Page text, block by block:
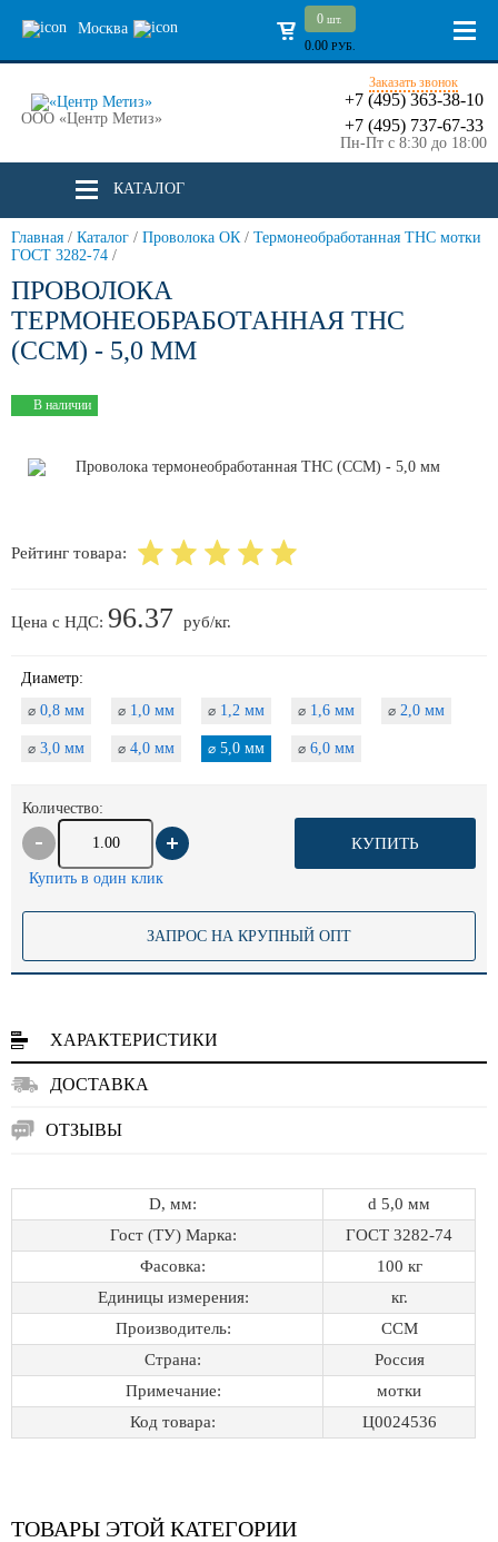
Москва
0 шт.
0.00 РУБ.
ООО «Центр Метиз»
Заказать звонок
+7 (495) 363-38-10
+7 (495) 737-67-33
Пн-Пт с 8:30 до 18:00
КАТАЛОГ
Главная / Каталог / Проволока ОК / Термонеобработанная ТНС мотки
ГОСТ 3282-74 /
ПРОВОЛОКА
ТЕРМОНЕОБРАБОТАННАЯ ТНС
(ССМ) - 5,0 ММ
В наличии
Рейтинг товара:
Цена с НДС: 96.37 руб/кг.
Диаметр:
⌀ 0,8 мм ⌀ 1,0 мм ⌀ 1,2 мм ⌀ 1,6 мм ⌀ 2,0 мм
⌀ 3,0 мм ⌀ 4,0 мм ⌀ 5,0 мм ⌀ 6,0 мм
Количество:
КУПИТЬ
Купить в один клик
ЗАПРОС НА КРУПНЫЙ ОПТ
ХАРАКТЕРИСТИКИ
ДОСТАВКА
ОТЗЫВЫ
D, мм:
d 5,0 мм
Гост (ТУ) Марка:
ГОСТ 3282-74
Фасовка:
100 кг
Единицы измерения:
кг.
Производитель:
ССМ
Страна:
Россия
Примечание:
мотки
Код товара:
Ц0024536
ТОВАРЫ ЭТОЙ КАТЕГОРИИ